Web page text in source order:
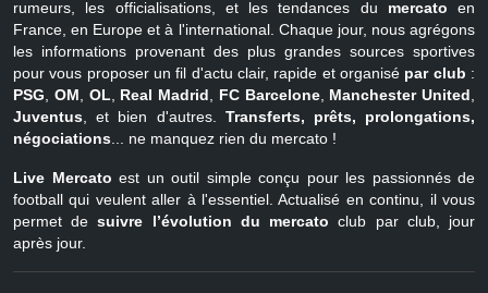
rumeurs, les officialisations, et les tendances du mercato en
France, en Europe et à l'international. Chaque jour, nous agrégons
les informations provenant des plus grandes sources sportives
pour vous proposer un fil d'actu clair, rapide et organisé par club :
PSG, OM, OL, Real Madrid, FC Barcelone, Manchester United,
Juventus, et bien d'autres. Transferts, prêts, prolongations,
négociations... ne manquez rien du mercato !
Live Mercato est un outil simple conçu pour les passionnés de
football qui veulent aller à l'essentiel. Actualisé en continu, il vous
permet desuivre l’évolution du mercato club par club, jour
après jour.